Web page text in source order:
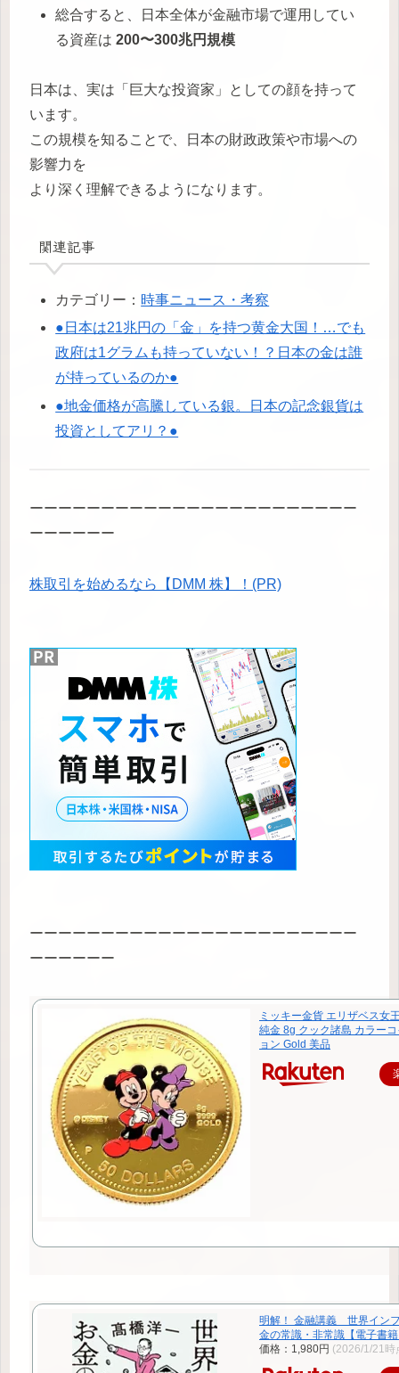
総合すると、日本全体が金融市場で運用してい
る資産は200〜300兆円規模
日本は、実は「巨大な投資家」としての顔を持って
います。
この規模を知ることで、日本の財政政策や市場への
影響力を
より深く理解できるようになります。
関連記事
カテゴリー： 時事ニュース・考察
●日本は21兆円の「金」を持つ黄金大国！…でも
政府は1グラムも持っていない！？日本の金は誰
が持っているのか●
●地金価格が高騰している銀。日本の記念銀貨は
投資としてアリ？●
ーーーーーーーーーーーーーーーーーーーーーーー
ーーーーーー
株取引を始めるなら【DMM 株】！(PR)
ーーーーーーーーーーーーーーーーーーーーーーー
ーーーーーー
ミッキー金貨 エリザベス女
純金 8g クック諸島 カラー
ョン Gold 美品
明解！ 金融講義 世界イン
金の常識・非常識【電子書
価格：1,980円 (2026/1/21時